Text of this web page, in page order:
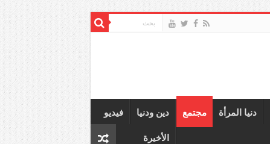
دنيا المرأة مجتمع دين ودنيا فيديو
الأخيرة